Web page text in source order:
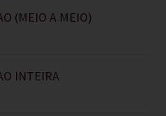
(MEIO A MEIO)
INTEIRA